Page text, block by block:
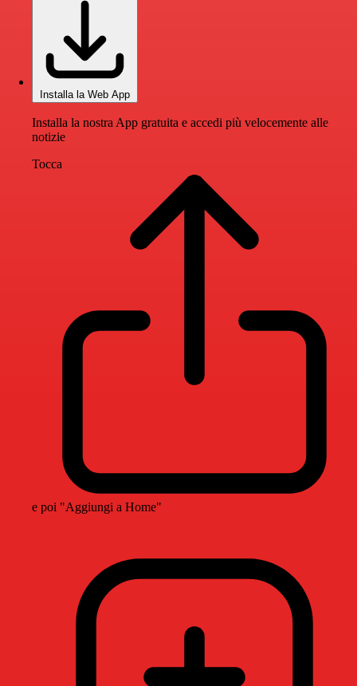
Installa la Web App
Installa la nostra App gratuita e accedi più velocemente alle
notizie
Tocca
e poi "Aggiungi a Home"